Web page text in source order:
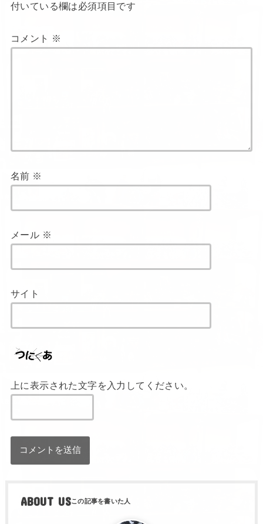
付いている欄は必須項目です
コメント ※
名前 ※
メール ※
サイト
上に表示された文字を入力してください。
ABOUT US